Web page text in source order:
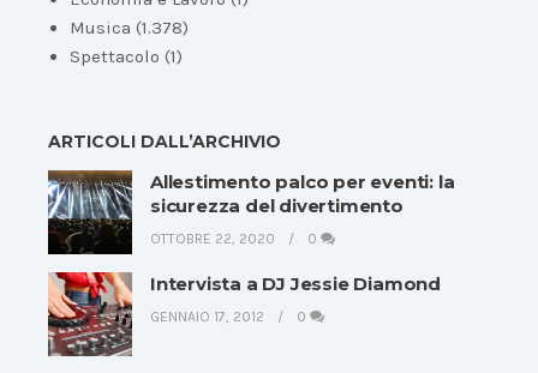
Musica (1.378)
Spettacolo (1)
ARTICOLI DALL’ARCHIVIO
Allestimento palco per eventi: la
sicurezza del divertimento
OTTOBRE 22, 2020 0
Intervista a DJ Jessie Diamond
GENNAIO 17, 2012 0